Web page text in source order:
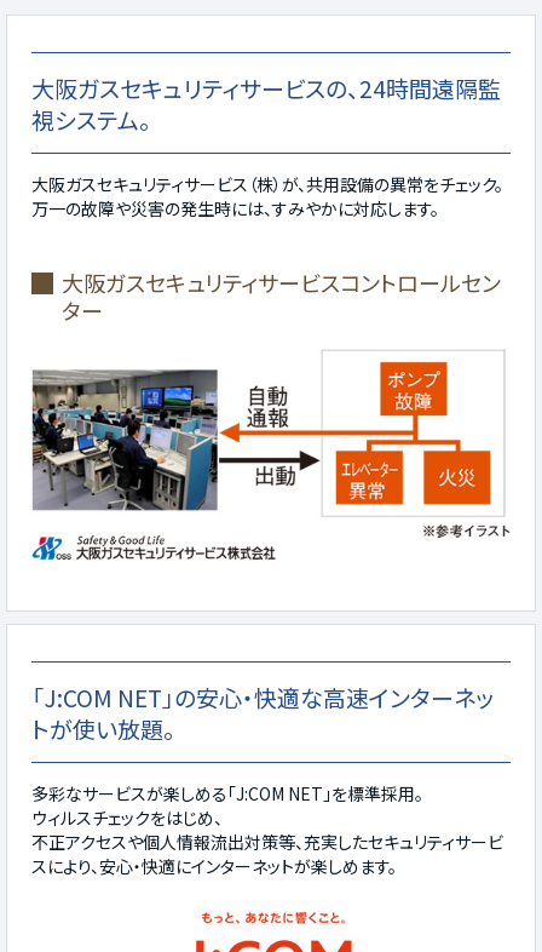
大阪ガスセキュリティサービスの、24時間遠隔監
視システム。
大阪ガスセキュリティサービス（株）が、共用設備の異常をチェック。
万一の故障や災害の発生時には、すみやかに対応します。
大阪ガスセキュリティサービスコントロールセン
ター
「J:COM NET」の安心・快適な高速インターネッ
トが使い放題。
多彩なサービスが楽しめる「J:COM NET」を標準採用。
ウィルスチェックをはじめ、
不正アクセスや個人情報流出対策等、充実したセキュリティサービ
スにより、安心・快適にインターネットが楽しめます。